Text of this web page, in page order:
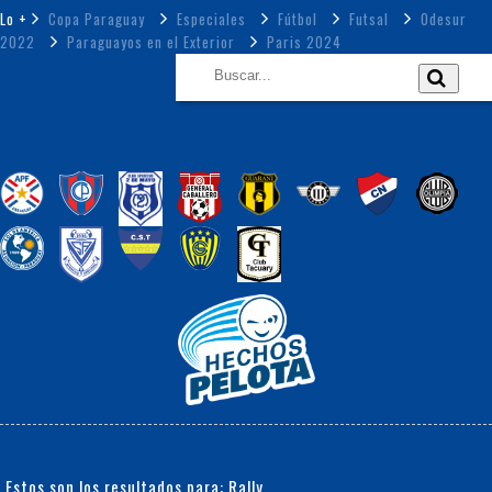
Lo + Copa Paraguay Especiales Fútbol Futsal
Odesur
2022
Paraguayos en el Exterior Paris 2024
Estos son los resultados para: Rally